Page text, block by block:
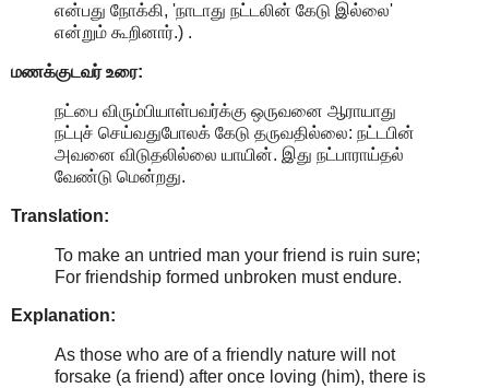
என்பது நோக்கி, 'நாடாது நட்டலின் கேடு இல்லை'
என்றும் கூறினார்.) .
மணக்குடவர் உரை:
நட்பை விரும்பியாள்பவர்க்கு ஒருவனை ஆராயாது
நட்புச் செய்வதுபோலக் கேடு தருவதில்லை: நட்டபின்
அவனை விடுதலில்லை யாயின். இது நட்பாராய்தல்
வேண்டு மென்றது.
Translation:
To make an untried man your friend is ruin sure;
For friendship formed unbroken must endure.
Explanation:
As those who are of a friendly nature will not
forsake (a friend) after once loving (him), there is